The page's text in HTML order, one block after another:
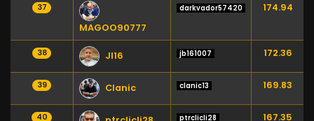
37
MAGOO90777
darkvador57420 174.94
38 Jl16 jb161007 172.36
39 Clanic clanic13 169.83
40 ptrclicli28 167.35